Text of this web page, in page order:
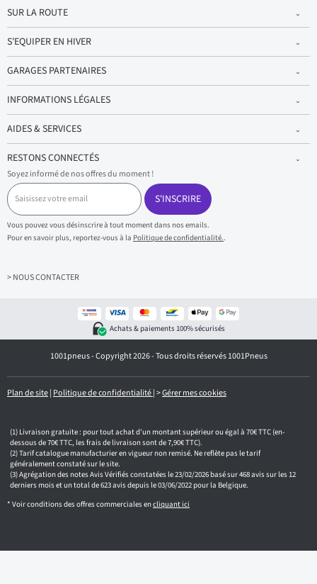
SUR LA ROUTE
S'EQUIPER EN HIVER
GARAGES PARTENAIRES
INFORMATIONS LÉGALES
AIDES & SERVICES
RESTONS CONNECTÉS
Soyez informé de nos offres du moment !
S
a
i
s
i
s
z
i
l
S'INSCRIRE
Vous pouvez vous désinscrire à tout moment dans nos emails.
Pour en savoir plus, reportez-vous à la Politique de confidentialité..
> NOUS CONTACTER
Achats & paiements 100% sécurisés
1001pneus - Copyright 2026 - Tous droits réservés 1001Pneus
Plan de site| Politique de confidentialité|>Gérer mes cookies
Livraison gratuite : pour tout achat d'un montant supérieur ou égal à 70€ TTC (en-
dessous de 70€ TTC, les frais de livraison sont de 7,90€ TTC).
Tarif catalogue manufacturier en vigueur non remisé. Ne reflète pas le tarif
généralement constaté sur le site.
Agrégation des notes Avis Vérifiés constatées le 23/02/2026 basé sur 468 avis sur les 12
derniers mois et un total de 623 avis depuis le 03/06/2022 pour la Belgique.
* Voir conditions des offres commerciales encliquant ici